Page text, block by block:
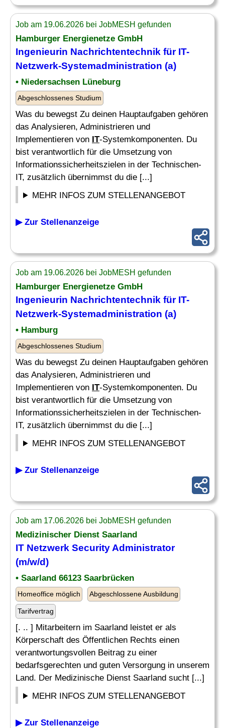
Job am 19.06.2026 bei JobMESH gefunden
Hamburger Energienetze GmbH
Ingenieurin Nachrichtentechnik für IT-
Netzwerk-Systemadministration (a)
• Niedersachsen Lüneburg
Abgeschlossenes Studium
Was du bewegst Zu deinen Hauptaufgaben gehören
das Analysieren, Administrieren und
Implementieren von IT-Systemkomponenten. Du
bist verantwortlich für die Umsetzung von
Informationssicherheitszielen in der Technischen-
IT, zusätzlich übernimmst du die [...]
MEHR INFOS ZUM STELLENANGEBOT
▶ Zur Stellenanzeige
Job am 19.06.2026 bei JobMESH gefunden
Hamburger Energienetze GmbH
Ingenieurin Nachrichtentechnik für IT-
Netzwerk-Systemadministration (a)
• Hamburg
Abgeschlossenes Studium
Was du bewegst Zu deinen Hauptaufgaben gehören
das Analysieren, Administrieren und
Implementieren von IT-Systemkomponenten. Du
bist verantwortlich für die Umsetzung von
Informationssicherheitszielen in der Technischen-
IT, zusätzlich übernimmst du die [...]
MEHR INFOS ZUM STELLENANGEBOT
▶ Zur Stellenanzeige
Job am 17.06.2026 bei JobMESH gefunden
Medizinischer Dienst Saarland
IT Netzwerk Security Administrator
(m/w/d)
• Saarland 66123 Saarbrücken
Homeoffice möglich Abgeschlossene Ausbildung
Tarifvertrag
[. .. ] Mitarbeitern im Saarland leistet er als
Körperschaft des Öffentlichen Rechts einen
verantwortungsvollen Beitrag zu einer
bedarfsgerechten und guten Versorgung in unserem
Land. Der Medizinische Dienst Saarland sucht [...]
MEHR INFOS ZUM STELLENANGEBOT
▶ Zur Stellenanzeige